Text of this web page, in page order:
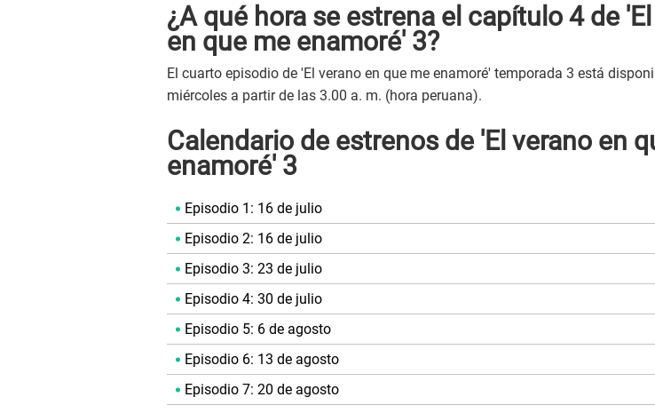
¿A qué hora se estrena el capítulo 4 de
en que me enamoré' 3?
El cuarto episodio de 'El verano en que me enamoré' temporada 3 está
miércoles a partir de las 3.00 a. m. (hora peruana).
Calendario de estrenos de 'El verano en
enamoré' 3
Episodio 1: 16 de julio
Episodio 2: 16 de julio
Episodio 3: 23 de julio
Episodio 4: 30 de julio
Episodio 5: 6 de agosto
Episodio 6: 13 de agosto
Episodio 7: 20 de agosto